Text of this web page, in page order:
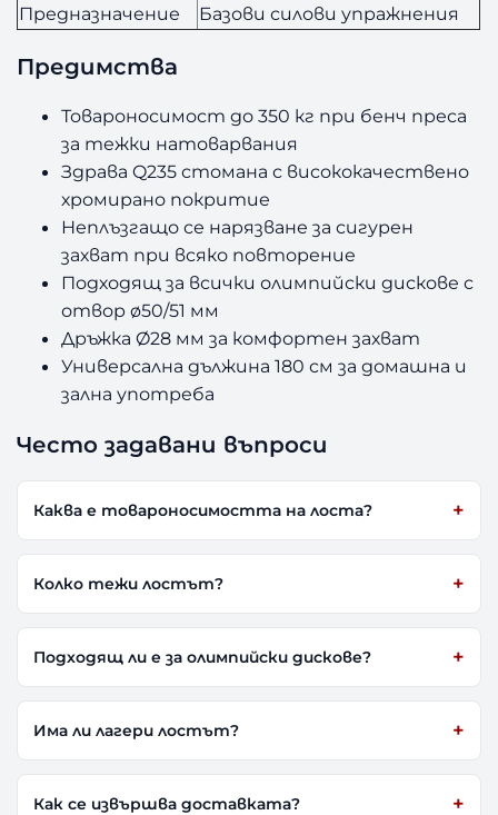
Предназначение Базови силови упражнения
Предимства
Товароносимост до 350 кг при бенч преса
за тежки натоварвания
Здрава Q235 стомана с висококачествено
хромирано покритие
Неплъзгащо се нарязване за сигурен
захват при всяко повторение
Подходящ за всички олимпийски дискове с
отвор ø50/51 мм
Дръжка Ø28 мм за комфортен захват
Универсална дължина 180 см за домашна и
зална употреба
Често задавани въпроси
Каква е товароносимостта на лоста?
Колко тежи лостът?
Подходящ ли е за олимпийски дискове?
Има ли лагери лостът?
Как се извършва доставката?